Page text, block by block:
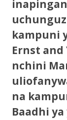
kampuni
Ernst and
nchini
na
Baadhi